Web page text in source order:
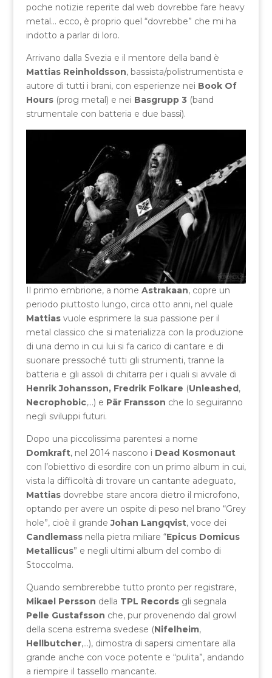
poche notizie reperite dal web dovrebbe fare heavy
metal… ecco, è proprio quel “dovrebbe” che mi ha
indotto a parlar di loro.
Arrivano dalla Svezia e il mentore della band è
Mattias Reinholdsson, bassista/polistrumentista e
autore di tutti i brani, con esperienze nei Book Of
Hours(prog metal) e nei Basgrupp 3 (band
strumentale con batteria e due bassi).
Il primo embrione, a nome Astrakaan, copre un
periodo piuttosto lungo, circa otto anni, nel quale
Mattiasvuole esprimere la sua passione per il
metal classico che si materializza con la produzione
di una demo in cui lui si fa carico di cantare e di
suonare pressoché tutti gli strumenti, tranne la
batteria e gli assoli di chitarra per i quali si avvale di
Henrik Johansson, Fredrik Folkare (Unleashed,
Necrophobic,…) e Pär Fransson che lo seguiranno
negli sviluppi futuri.
Dopo una piccolissima parentesi a nome
Domkraft, nel 2014 nascono i Dead Kosmonaut
con l’obiettivo di esordire con un primo album in cui,
vista la difficoltà di trovare un cantante adeguato,
Mattiasdovrebbe stare ancora dietro il microfono,
optando per avere un ospite di peso nel brano “Grey
hole”, cioè il grandeJohan Langqvist, voce dei
Candlemassnella pietra miliare “Epicus Domicus
Metallicus” e negli ultimi album del combo di
Stoccolma.
Quando sembrerebbe tutto pronto per registrare,
Mikael Persson della TPL Recordsgli segnala
Pelle Gustafsson che, pur provenendo dal growl
della scena estrema svedese (Nifelheim,
Hellbutcher,…), dimostra di sapersi cimentare alla
grande anche con voce potente e “pulita”, andando
a riempire il tassello mancante.